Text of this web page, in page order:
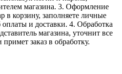
магазина. 3. Оформление
в корзину, заполняете личные
и доставки. 4. Обработка
магазина, уточнит все
заказ в обработку.